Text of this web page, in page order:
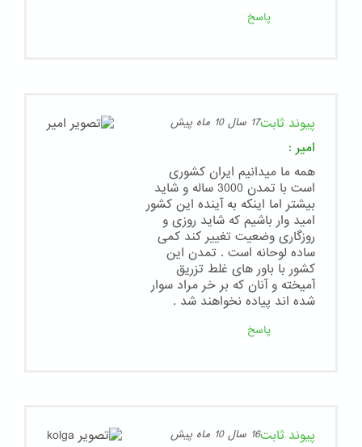
پاسخ
پیوند ثابت17 سال 10 ماه پیش
امیر :
همه ما میدانیم ایران کشوری
است با تمدن 3000 ساله و شاید
بیشتر اما اینکه به آینده این کشور
امید وار باشیم که شاید روزی و
روزگاری وضعیت تغییر کند کمی
ساده لوحانه است . تمدن این
کشور با باور های غلط تزریق
آمیخته و آنان که بر خر مراد سوار
شده اند پیاده نخواهند شد .
پاسخ
پیوند ثابت16 سال 10 ماه پیش